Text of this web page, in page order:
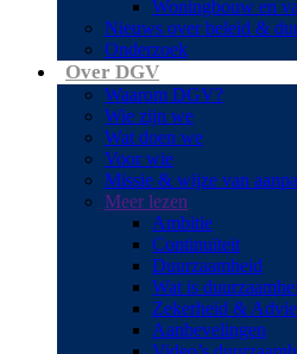
Woningbouw en
Nieuws over beleid &
Onderzoek
Over DGV
Waarom DGV?
Wie zijn we
Wat doen we
Voor wie
Missie & wijze van
Meer lezen
Ambitie
Continuïteit
Duurzaamheid
Wat is
Zekerheid &
Aanbevelingen